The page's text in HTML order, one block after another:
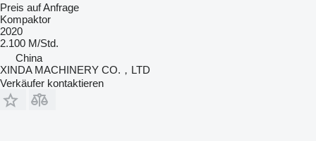
Preis auf Anfrage
Kompaktor
2020
2.100 M/Std.
China
XINDA MACHINERY CO.，LTD
Verkäufer kontaktieren